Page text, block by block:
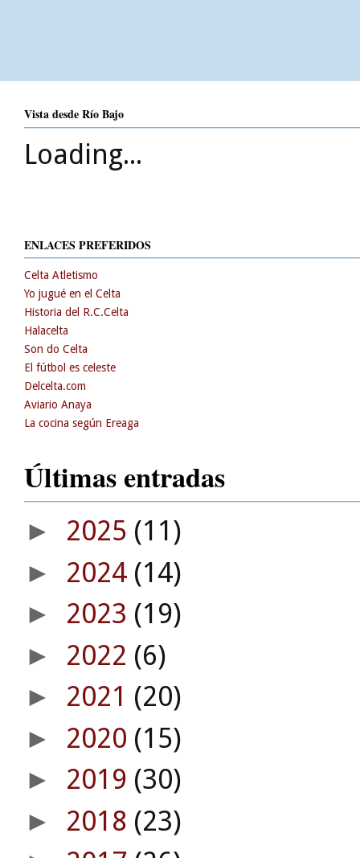
Vista desde Río Bajo
Loading...
ENLACES PREFERIDOS
Celta Atletismo
Yo jugué en el Celta
Historia del R.C.Celta
Halacelta
Son do Celta
El fútbol es celeste
Delcelta.com
Aviario Anaya
La cocina según Ereaga
Últimas entradas
► 2025 (11)
► 2024 (14)
► 2023 (19)
► 2022 (6)
► 2021 (20)
► 2020 (15)
► 2019 (30)
► 2018 (23)